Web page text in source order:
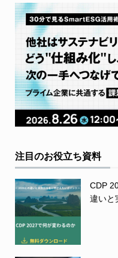
注目のお役立ち資料
CDP
違いと